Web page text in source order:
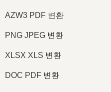
AZW3 PDF 변환
PNG JPEG 변환
XLSX XLS 변환
DOC PDF 변환